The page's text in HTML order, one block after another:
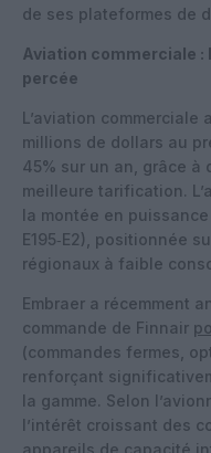
de ses plateformes de
Aviation commerciale :
percée
L’aviation
millions de dollars au
45% sur un an, grâce à
meilleure tarification.
la montée en puissance
E195‑E2), positionnée
régionaux à faible
Embraer a récemment
commande de Finnair
(commandes fermes,
renforçant
la gamme. Selon
l’intérêt croissant des
appareils de capacité